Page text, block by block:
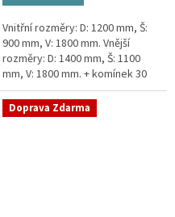
Vnitřní rozměry: D: 1200 mm, Š:
900 mm, V: 1800 mm. Vnější
rozměry: D: 1400 mm, Š: 1100
mm, V: 1800 mm. + komínek 30
cm. Šachta vhodná pro
požadavky Pražské
Vodárenské!...
Doprava Zdarma